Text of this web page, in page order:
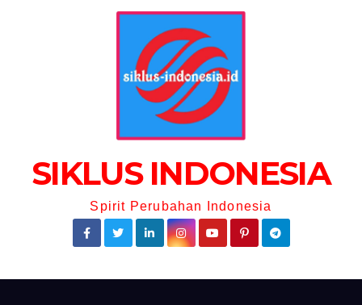
SIKLUS INDONESIA
Spirit Perubahan Indonesia